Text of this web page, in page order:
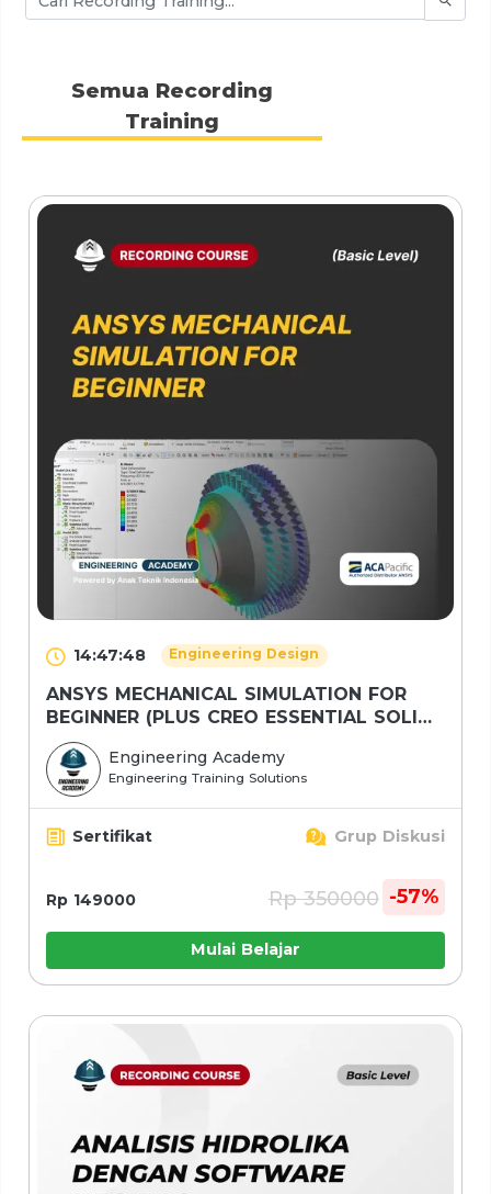
Semua Recording
Training
14:47:48 Engineering Design
ANSYS MECHANICAL SIMULATION FOR
BEGINNER (PLUS CREO ESSENTIAL SOLID
MODELLING)
Engineering Academy
Engineering Training Solutions
Sertifikat Grup Diskusi
Rp 149000 Rp 350000 -57%
Mulai Belajar